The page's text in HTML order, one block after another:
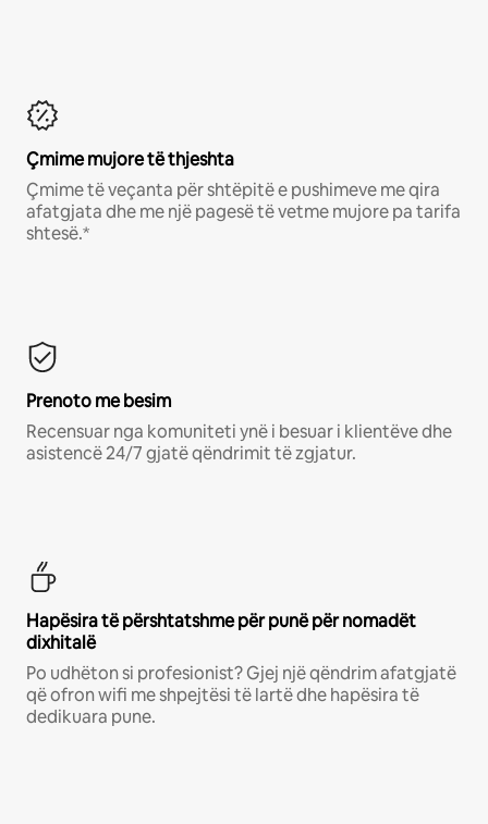
Çmime mujore të thjeshta
Çmime të veçanta për shtëpitë e pushimeve me qira
afatgjata dhe me një pagesë të vetme mujore pa tarifa
shtesë.*
Prenoto me besim
Recensuar nga komuniteti ynë i besuar i klientëve dhe
asistencë 24/7 gjatë qëndrimit të zgjatur.
Hapësira të përshtatshme për punë për nomadët
dixhitalë
Po udhëton si profesionist? Gjej një qëndrim afatgjatë
që ofron wifi me shpejtësi të lartë dhe hapësira të
dedikuara pune.